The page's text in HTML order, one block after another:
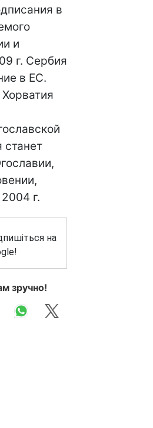
в
и
г. Сербия
в ЕС.
Хорватия
станет
г.
на
зручно!